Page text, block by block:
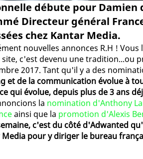
débute pour Damien
Directeur général
chez Kantar Media.
nouvelles annonces R.H ! Vous
c'est devenu une tradition...ou
2017. Tant qu'il y a des
et de la communication évolue à
qui évolue, depuis plus de 3 ans
la nomination d'Anthony
ainsi que la promotion d'Alexis
c'est du côté d'Adwanted
pour y diriger le bureau